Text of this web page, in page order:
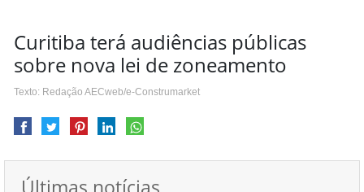
Curitiba terá audiências públicas
sobre nova lei de zoneamento
Texto: Redação AECweb/e-Construmarket